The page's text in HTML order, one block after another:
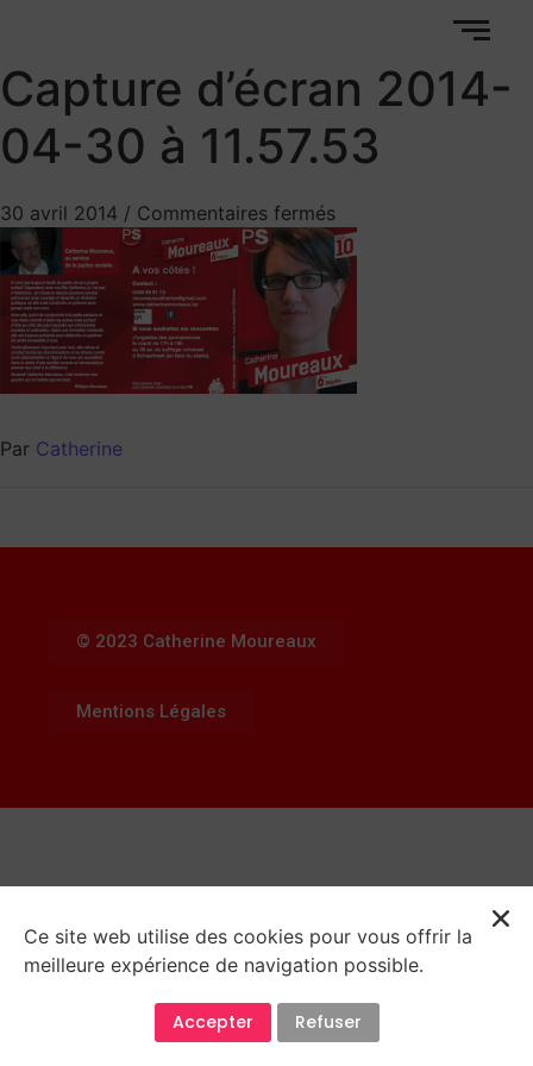
Capture d’écran 2014-
04-30 à 11.57.53
30 avril 2014 / Commentaires fermés
Par Catherine
© 2023 Catherine Moureaux
Mentions Légales
Ce site web utilise des cookies pour vous offrir la
meilleure expérience de navigation possible.
Accepter Refuser